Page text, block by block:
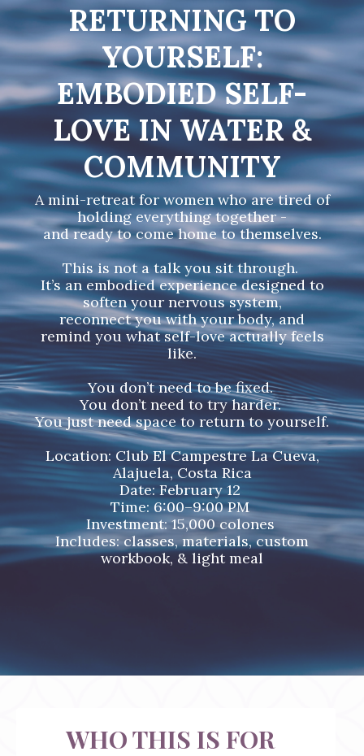
RETURNING TO
YOURSELF:
EMBODIED SELF-
LOVE IN WATER &
COMMUNITY
A mini-retreat for women who are tired of
holding everything together -
and ready to come home to themselves.
This is not a talk you sit through.
It’s an embodied experience designed to
soften your nervous system,
reconnect you with your body, and
remind you what self-love actually feels
like.
You don’t need to be fixed.
You don’t need to try harder.
You just need space to return to yourself.
Location: Club El Campestre La Cueva,
Alajuela, Costa Rica
Date: February 12
Time: 6:00–9:00 PM
Investment: 15,000 colones
Includes: classes, materials, custom
workbook, & light meal
WHO THIS IS FOR